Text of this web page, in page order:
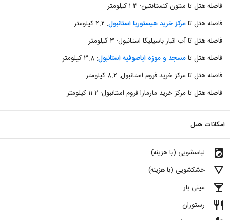
فاصله هتل تا ستون کنستانتین: ۱.۳ کیلومتر
فاصله هتل تامرکز خرید هیستوریا استانبول: ۲.۲ کیلومتر
فاصله هتل تا آب انبار باسیلیکا استانبول: ۳ کیلومتر
فاصله هتل تامسجد و موزه ایاصوفیه استانبول: ۳.۸ کیلومتر
فاصله هتل تا مرکز خرید فروم استانبول: ۸.۲ کیلومتر
فاصله هتل تا مرکز خرید مارمارا فروم استانبول: ۱۱.۲ کیلومتر
امکانات هتل
local_laundry_service لباسشویی (با هزینه)
details خشکشویی (با هزینه)
local_bar مینی بار
restaurant رستوران